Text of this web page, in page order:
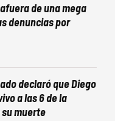
de una mega
denuncias por
declaró que Diego
a las 6 de la
muerte